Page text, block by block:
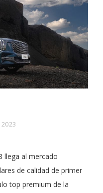
llega al mercado
de calidad de primer
top premium de la